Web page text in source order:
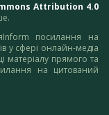
Attribution 4.0
посилання на
у сфері онлайн-медіа
матеріалу прямого та
на цитований